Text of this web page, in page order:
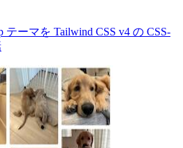
テーマを Tailwind CSS v4 の CSS-